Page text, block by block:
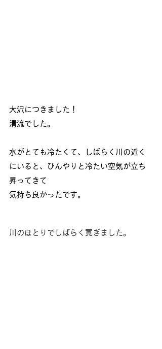
大沢につきました！
清流でした。
水がとても冷たくて、しばらく川の近く
にいると、ひんやりと冷たい空気が立ち
昇ってきて
気持ち良かったです。
川のほとりでしばらく寛ぎました。